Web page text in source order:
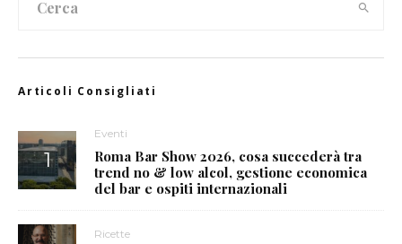
Articoli Consigliati
Eventi
Roma Bar Show 2026, cosa succederà tra
trend no & low alcol, gestione economica
del bar e ospiti internazionali
Ricette